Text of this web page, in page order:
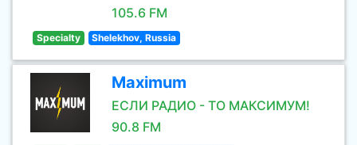
105.6 FM
Specialty Shelekhov, Russia
Maximum
ЕСЛИ РАДИО - ТО МАКСИМУМ!
90.8 FM